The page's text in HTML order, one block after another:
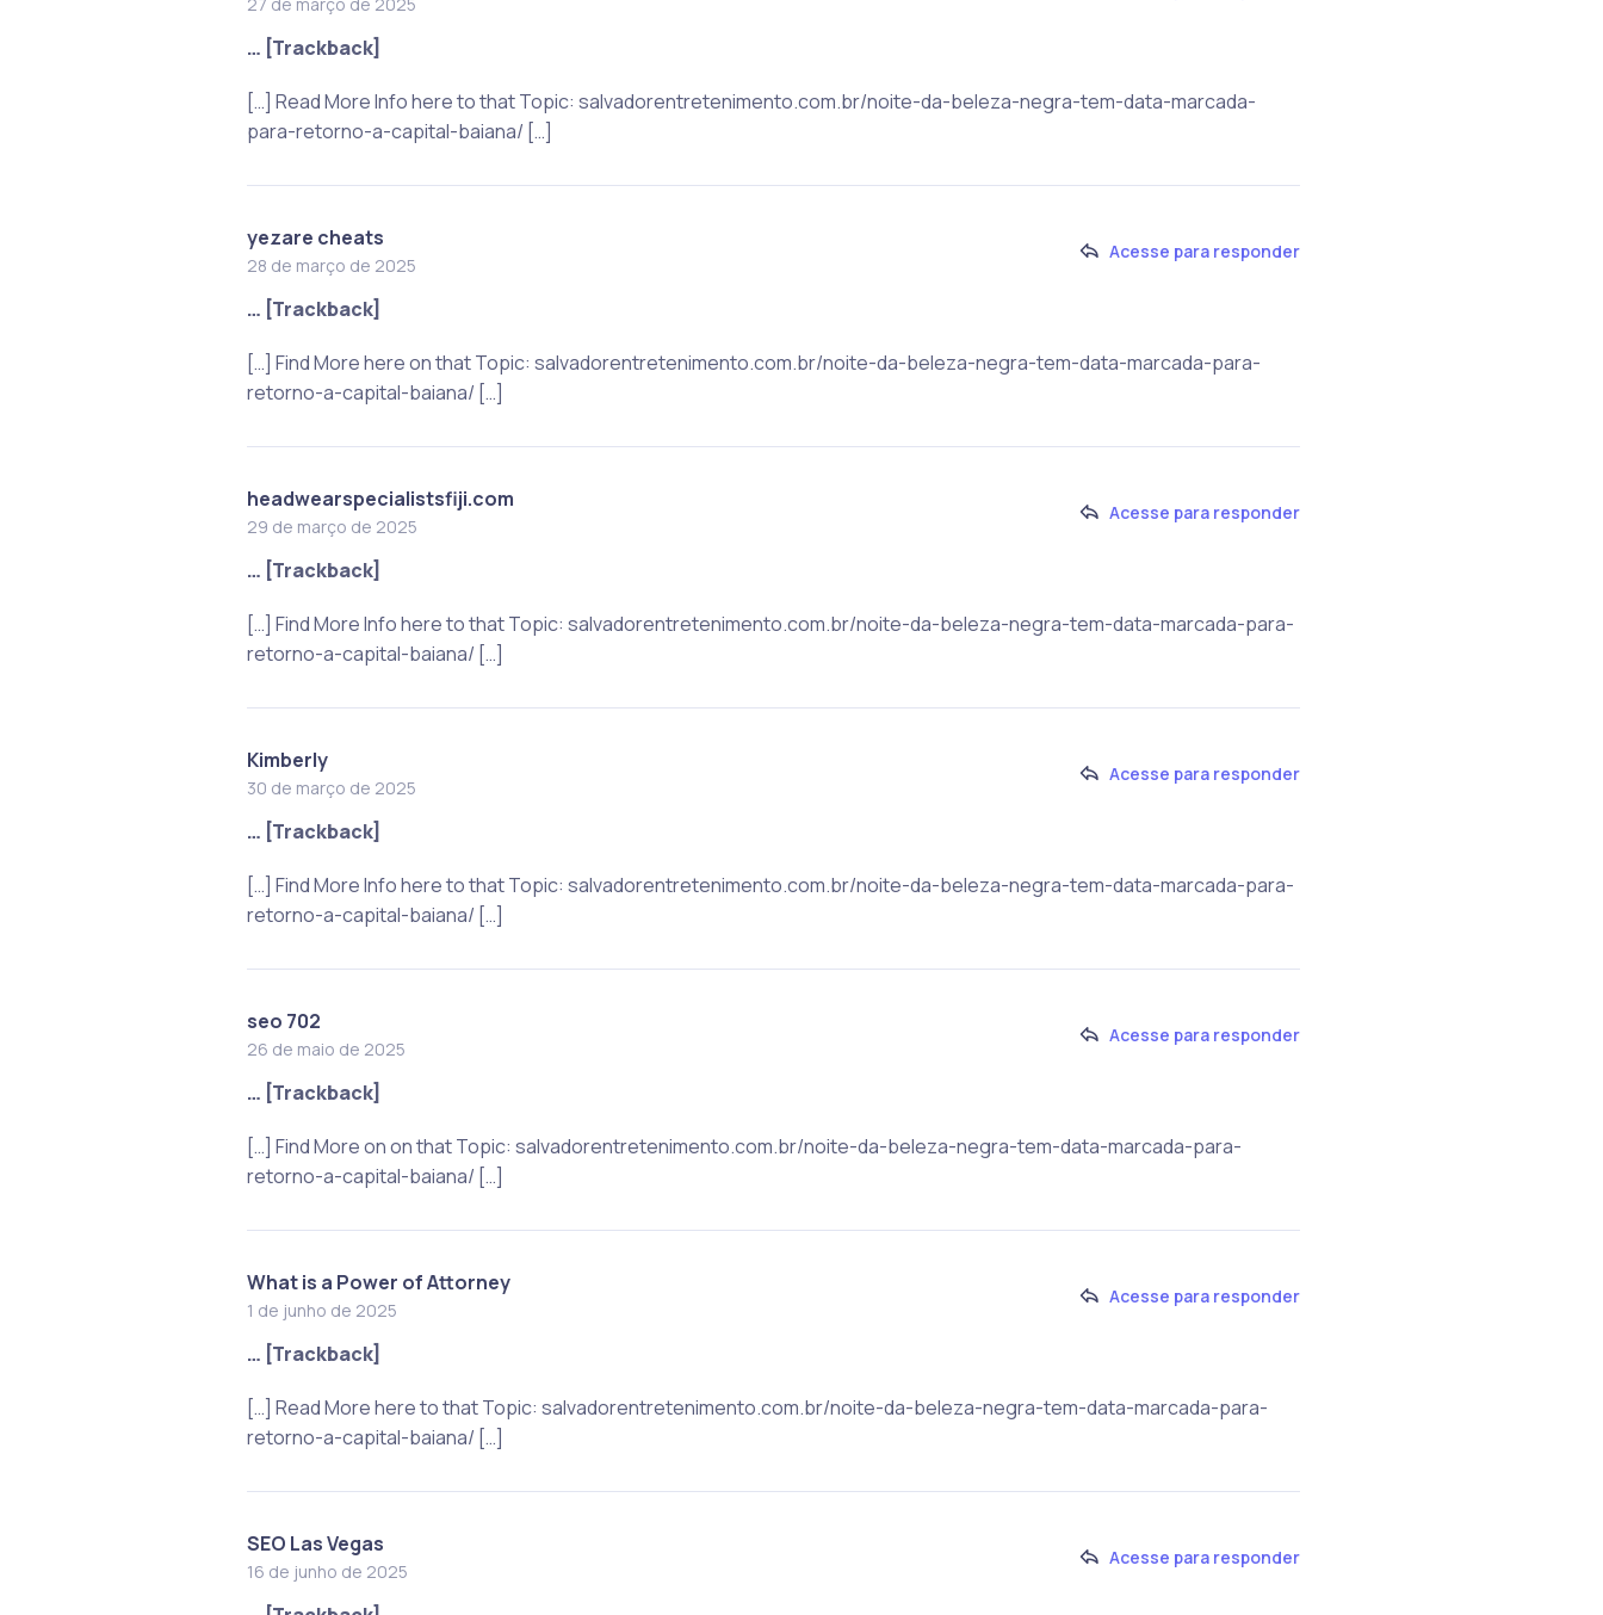
… [Trackback]
[…] Read More Info here to that Topic: salvadorentretenimento.com.br/noite-da-beleza-negra-tem-data-marcada-
para-retorno-a-capital-baiana/ […]
yezare cheats
28 de março de 2025
Acesse para responder
… [Trackback]
[…] Find More here on that Topic: salvadorentretenimento.com.br/noite-da-beleza-negra-tem-data-marcada-para-
retorno-a-capital-baiana/ […]
headwearspecialistsfiji.com
29 de março de 2025
Acesse para responder
… [Trackback]
[…] Find More Info here to that Topic: salvadorentretenimento.com.br/noite-da-beleza-negra-tem-data-marcada-para-
retorno-a-capital-baiana/ […]
Kimberly
30 de março de 2025
Acesse para responder
… [Trackback]
[…] Find More Info here to that Topic: salvadorentretenimento.com.br/noite-da-beleza-negra-tem-data-marcada-para-
retorno-a-capital-baiana/ […]
seo 702
26 de maio de 2025
Acesse para responder
… [Trackback]
[…] Find More on on that Topic: salvadorentretenimento.com.br/noite-da-beleza-negra-tem-data-marcada-para-
retorno-a-capital-baiana/ […]
What is a Power of Attorney
1 de junho de 2025
Acesse para responder
… [Trackback]
[…] Read More here to that Topic: salvadorentretenimento.com.br/noite-da-beleza-negra-tem-data-marcada-para-
retorno-a-capital-baiana/ […]
SEO Las Vegas
16 de junho de 2025
Acesse para responder